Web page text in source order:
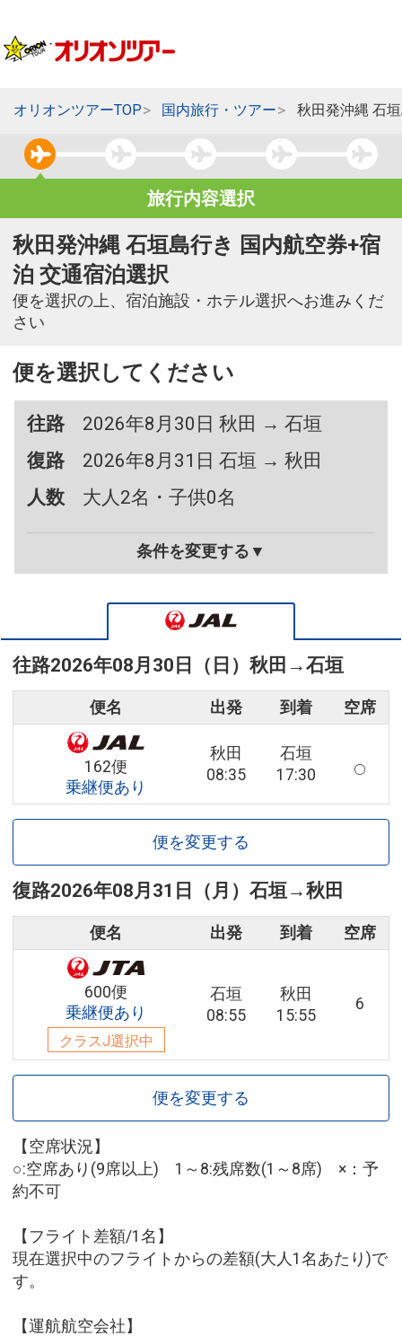
オリオンツアーTOP 国内旅行・ツアー 秋田発沖縄 石
旅行内容選択
秋田発沖縄 石垣島行き 国内航空券+宿
泊 交通宿泊選択
便を選択の上、宿泊施設・ホテル選択へお進みくだ
さい
便を選択してください
往路
2026年8月30日 秋田 → 石垣
復路
2026年8月31日 石垣 → 秋田
人数
大人2名・子供0名
条件を変更する▼
往路2026年08月30日（日） 秋田 →石垣
便名 出発 到着 空席
162便
乗継便あり
秋田
08:35
石垣
17:30
便を変更する
復路2026年08月31日（月） 石垣→秋田
便名 出発 到着 空席
600便
乗継便あり
クラスJ選択中
石垣
08:55
秋田
15:55
6
便を変更する
【空席状況】
○:空席あり(9席以上) 1～8:残席数(1～8席) ×：予
約不可
【フライト差額/1名】
現在選択中のフライトからの差額(大人1名あたり)で
す。
【運航航空会社】